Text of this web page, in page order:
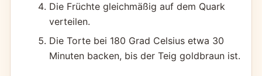
Die Früchte gleichmäßig auf dem Quark
verteilen.
Die Torte bei 180 Grad Celsius etwa 30
Minuten backen, bis der Teig goldbraun ist.